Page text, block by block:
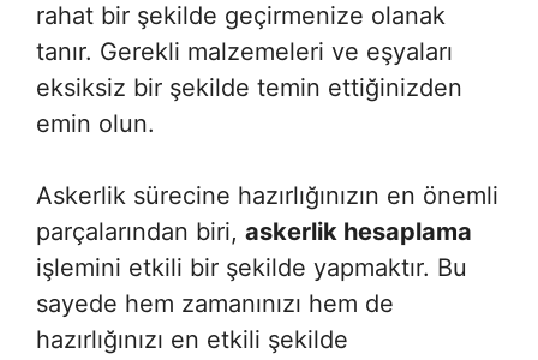
rahat bir şekilde geçirmenize olanak
tanır. Gerekli malzemeleri ve eşyaları
eksiksiz bir şekilde temin ettiğinizden
emin olun.
Askerlik sürecine hazırlığınızın en önemli
parçalarından biri, askerlik hesaplama
işlemini etkili bir şekilde yapmaktır. Bu
sayede hem zamanınızı hem de
hazırlığınızı en etkili şekilde